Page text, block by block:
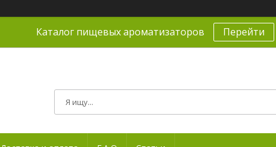
Каталог пищевых ароматизаторов Перейти